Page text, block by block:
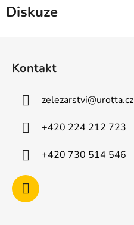
Diskuze
Kontakt
zelezarstvi@urotta.cz
+420 224 212 723
+420 730 514 546